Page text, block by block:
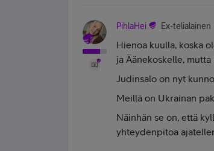
PihlaHei Ex-telialainen
Hienoa kuulla, koska
ja Äänekoskelle,
Judinsalo on nyt
Meillä on Ukrainan
Näinhän se on, että
yhteydenpitoa